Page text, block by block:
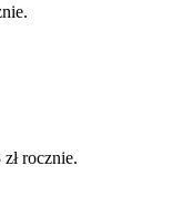
rocznie.